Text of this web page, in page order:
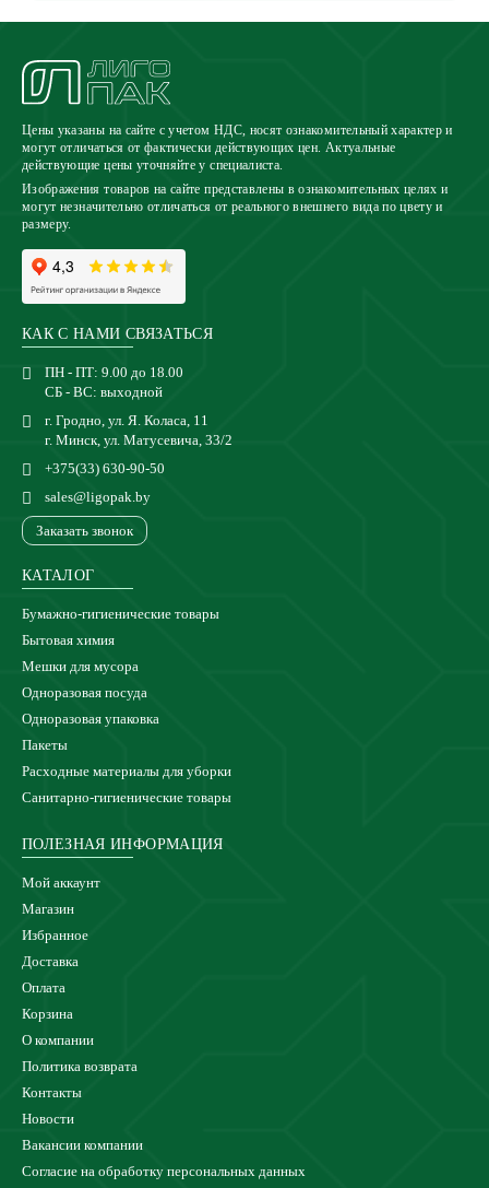
Цены указаны на сайте с учетом НДС, носят ознакомительный характер и
могут отличаться от фактически действующих цен. Актуальные
действующие цены уточняйте у специалиста.
Изображения товаров на сайте представлены в ознакомительных целях и
могут незначительно отличаться от реального внешнего вида по цвету и
размеру.
КАК С НАМИ СВЯЗАТЬСЯ
ПН - ПТ: 9.00 до 18.00
СБ - ВС: выходной
г. Гродно, ул. Я. Коласа, 11
г. Минск, ул. Матусевича, 33/2
+375(33) 630-90-50
sales@ligopak.by
Заказать звонок
КАТАЛОГ
Бумажно-гигиенические товары
Бытовая химия
Мешки для мусора
Одноразовая посуда
Одноразовая упаковка
Пакеты
Расходные материалы для уборки
Санитарно-гигиенические товары
ПОЛЕЗНАЯ ИНФОРМАЦИЯ
Мой аккаунт
Магазин
Избранное
Доставка
Оплата
Корзина
О компании
Политика возврата
Контакты
Новости
Вакансии компании
Согласие на обработку персональных данных